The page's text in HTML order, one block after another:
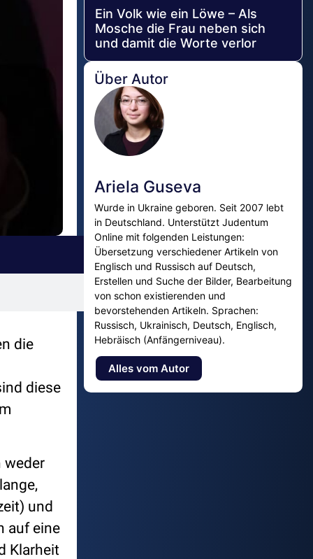
die
diese
weder
und
auf eine
Klarheit
Ein Volk wie ein Löwe – Als
Mosche die Frau neben sich
und damit die Worte verlor
Über Autor
Ariela Guseva
Wurde in Ukraine geboren. Seit 2007 lebt
in Deutschland. Unterstützt Judentum
Online mit folgenden Leistungen:
Übersetzung verschiedener Artikeln von
Englisch und Russisch auf Deutsch,
Erstellen und Suche der Bilder, Bearbeitung
von schon existierenden und
bevorstehenden Artikeln. Sprachen:
Russisch, Ukrainisch, Deutsch, Englisch,
Hebräisch (Anfängerniveau).
Alles vom Autor